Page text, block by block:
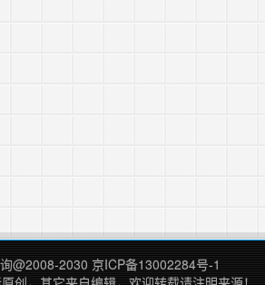
@2008-2030 京ICP备13002284号-1